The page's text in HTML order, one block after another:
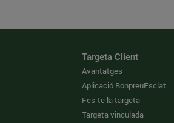
Targeta Client
Avantatges
Aplicació BonpreuEsclat
Fes-te la targeta
Targeta vinculada